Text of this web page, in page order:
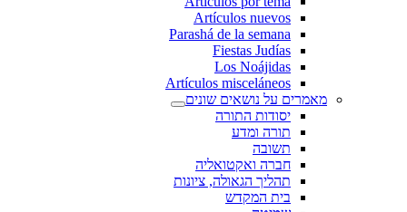
Artículos nuevos
Parashá de la semana
Fiestas Judías
Los Noájidas
Artículos misceláneos
מאמרים על נושאים שונים
יסודות התורה
תורה ומדע
תשובה
חברה ואקטואליה
תהליך הגאולה, ציונות
בית המקדש